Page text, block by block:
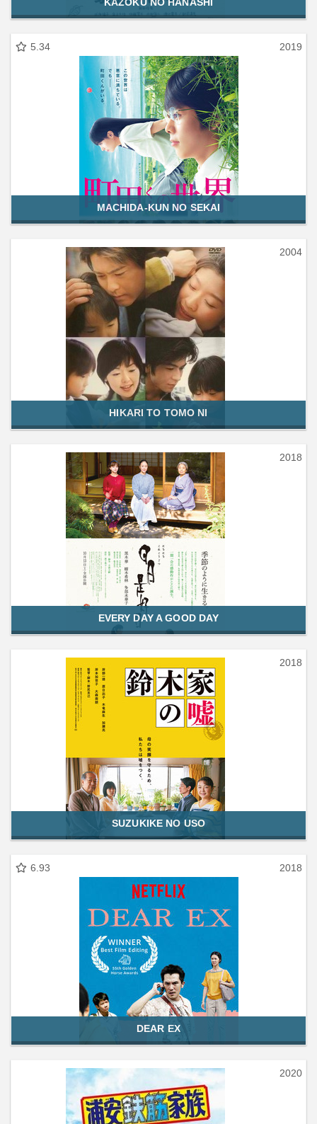
5.34 2019
MACHIDA-KUN NO SEKAI
2004
HIKARI TO TOMO NI
2018
EVERY DAY A GOOD DAY
2018
SUZUKIKE NO USO
6.93 2018
DEAR EX
2020